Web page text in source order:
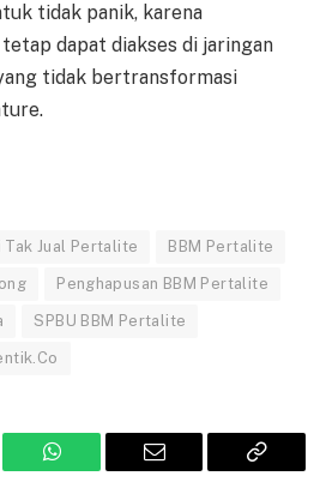
tidak panik, karena
dapat diakses di jaringan
tidak bertransformasi
Tak Jual Pertalite BBM Pertalite
Penghapusan BBM Pertalite
SPBU BBM Pertalite
WhatsApp Email
Copy